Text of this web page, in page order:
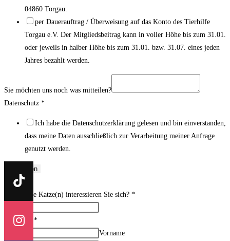
04860 Torgau.
per Dauerauftrag / Überweisung auf das Konto des Tierhilfe
Torgau e.V. Der Mitgliedsbeitrag kann in voller Höhe bis zum 31.01.
oder jeweils in halber Höhe bis zum 31.01. bzw. 31.07. eines jeden
Jahres bezahlt werden.
Sie möchten uns noch was mitteilen?
Datenschutz *
Ich habe die Datenschutzerklärung gelesen und bin einverstanden,
dass meine Daten ausschließlich zur Verarbeitung meiner Anfrage
genutzt werden.
Absenden
Für welche Katze(n) interessieren Sie sich? *
Ihr Name *
Vorname